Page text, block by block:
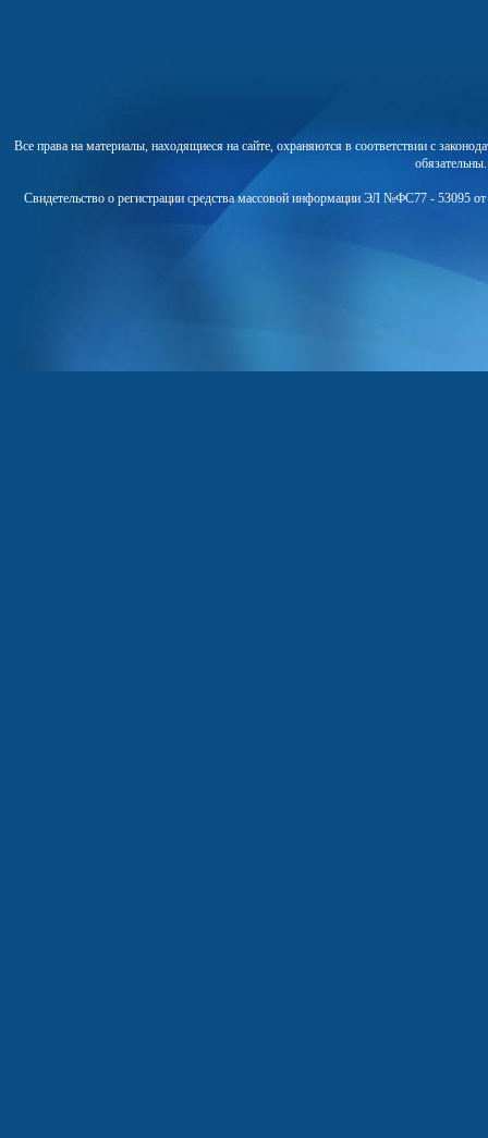
Все права на материалы, находящиеся на сайте, охраняются в соответствии с
Свидетельство о регистрации средства массовой информации ЭЛ №ФС77 - 53095